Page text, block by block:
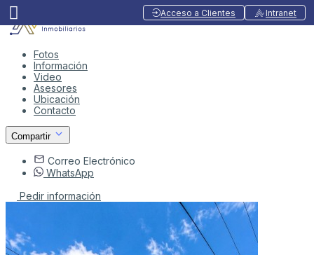
Acceso a Clientes Intranet
Fotos
Información
Video
Asesores
Ubicación
Contacto
Compartir
Correo Electrónico
WhatsApp
Pedir información